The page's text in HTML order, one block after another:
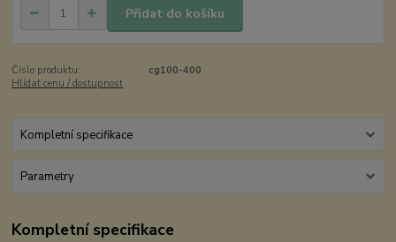
Přidat do košíku
Číslo produktu:
cg100-400
Hlídat cenu / dostupnost
Kompletní specifikace
Parametry
Kompletní specifikace